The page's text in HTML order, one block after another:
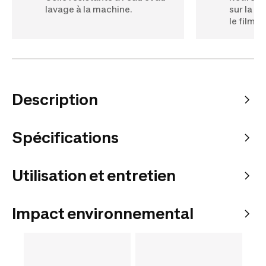
lavage à la machine.
sur la
le film
Description
Spécifications
Utilisation et entretien
Impact environnemental